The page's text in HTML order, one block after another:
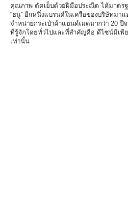
คุณภาพ ตัดเย็บด้วยฝีมือประณีต ได้มาตร
“ธนู” อีกหนึ่งแบรนด์ในเครือของบริษัทมา
จำหน่ายกระเป๋าผ้าแฮนด์เมดมากว่า 20 ปี
ที่รู้จักโดยทั่วไปและที่สำคัญคือ ดีไซน์มีเพี
เท่านั้น